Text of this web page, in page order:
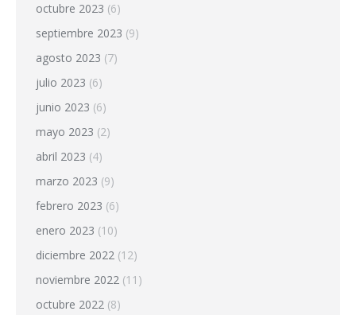
octubre 2023 (6)
septiembre 2023 (9)
agosto 2023 (7)
julio 2023 (6)
junio 2023 (6)
mayo 2023 (2)
abril 2023 (4)
marzo 2023 (9)
febrero 2023 (6)
enero 2023 (10)
diciembre 2022 (12)
noviembre 2022 (11)
octubre 2022 (8)